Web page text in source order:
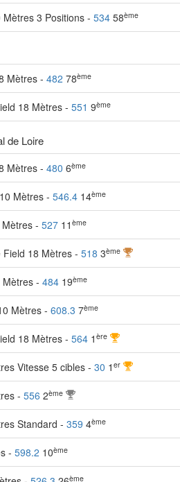
3 Positions - 534 58ème
Mètres - 482 78ème
18 Mètres - 551 9ème
de Loire
Mètres - 480 6ème
Mètres - 546.4 14ème
- 527 11 ème
18 Mètres - 518 3ème
- 484 19ème
Mètres - 608.3 7ème
18 Mètres - 564 1 ère
Vitesse 5 cibles - 30 1 er
- 556 2ème
Standard - 359 4ème
- 598.2 10ème
ème